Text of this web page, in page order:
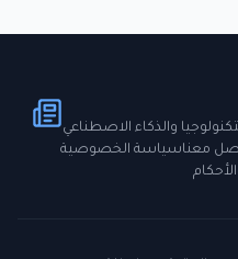
والذكاء الاصطناعي
معناسياسة الخصوصية